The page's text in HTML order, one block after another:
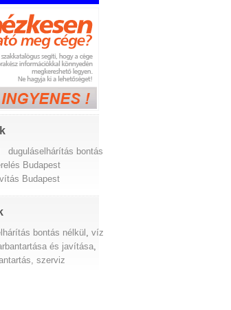
duguláselhárítás bontás
Budapest
Budapest
bontás nélkül ,víz
és javítása,
szerviz